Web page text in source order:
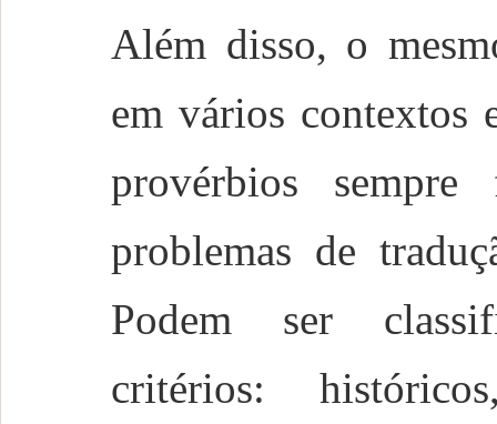
Além disso, o
em vários contextos
provérbios
problemas de
Podem ser
critérios: